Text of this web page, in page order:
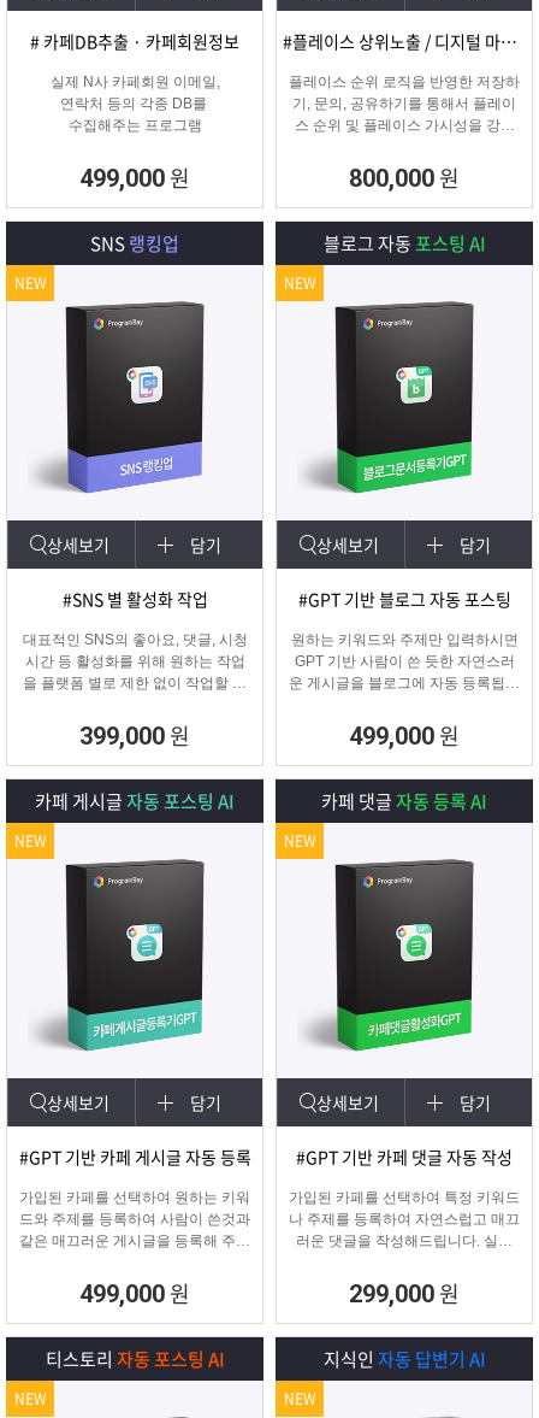
# 카페DB추출 · 카페회원정보
실제 N사 카페회원 이메일,
연락처 등의 각종 DB를
수집해주는 프로그램
499,000 원
#플레이스 상위노출 / 디지털 마케팅
플레이스 순위 로직을 반영한 저장하
기, 문의, 공유하기를 통해서 플레이
스 순위 및 플레이스 가시성을 강화
800,000 원
SNS랭킹업
상세보기 담기
#SNS 별 활성화 작업
대표적인 SNS의 좋아요, 댓글, 시청
시간 등 활성화를 위해 원하는 작업
을 플랫폼 별로 제한 없이 작업할 수
SNS 육성용, 마케터, 인플루언서 분
들이 계정 활성화하기에 적합한 프로
그램입니다.
399,000 원
NEW
블로그 자동포스팅 AI
상세보기 담기
#GPT 기반 블로그 자동 포스팅
원하는 키워드와 주제만 입력하시면
GPT 기반 사람이 쓴 듯한 자연스러
운 게시글을 블로그에 자동 등록됩니
블로그 대량 육성용, 특정 업체를 여
러 블로그에 홍보하기 적합한
마케팅 프로그램입니다.
499,000 원
NEW
카페 게시글자동 포스팅 AI
상세보기 담기
#GPT 기반 카페 게시글 자동 등록
가입된 카페를 선택하여 원하는 키워
드와 주제를 등록하여 사람이 쓴것과
같은 매끄러운 게시글을 등록해 주며
물품 판매 글을 함께
업로드 할 수 있습니다.
499,000 원
NEW
카페 댓글자동 등록 AI
상세보기 담기
#GPT 기반 카페 댓글 자동 작성
가입된 카페를 선택하여 특정 키워드
나 주제를 등록하여 자연스럽고 매끄
러운 댓글을 작성해드립니다. 실제
러운 댓글을 달아 카페가 활성화 효
과를 보실 수 있습니다.
299,000 원
NEW
티스토리 자동 포스팅 AI
NEW
지식인 자동 답변기 AI
NEW